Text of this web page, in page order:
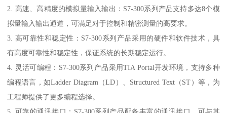
2. 高速、高精度的模拟量输入输出：S7-300系列产品支持多达8个模
拟量输入输出通道，可满足对于控制和精密测量的高要求。
3. 高可靠性和稳定性：S7-300系列产品采用的硬件和软件技术，具
有高度可靠性和稳定性，保证系统的长期稳定运行。
4. 灵活可编程：S7-300系列产品采用TIA Portal开发环境，支持多种
编程语言，如Ladder Diagram（LD）、Structured Text（ST）等，为
工程师提供了更多编程选择。